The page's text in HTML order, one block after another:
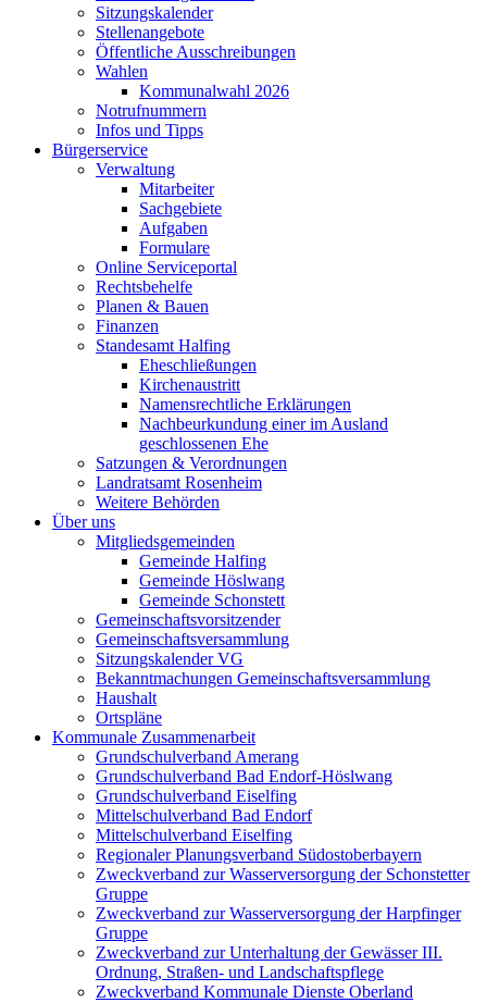
Sitzungskalender
Stellenangebote
Öffentliche Ausschreibungen
Wahlen
Kommunalwahl 2026
Notrufnummern
Infos und Tipps
Bürgerservice
Verwaltung
Mitarbeiter
Sachgebiete
Aufgaben
Formulare
Online Serviceportal
Rechtsbehelfe
Planen & Bauen
Finanzen
Standesamt Halfing
Eheschließungen
Kirchenaustritt
Namensrechtliche Erklärungen
Nachbeurkundung einer im Ausland
geschlossenen Ehe
Satzungen & Verordnungen
Landratsamt Rosenheim
Weitere Behörden
Über uns
Mitgliedsgemeinden
Gemeinde Halfing
Gemeinde Höslwang
Gemeinde Schonstett
Gemeinschaftsvorsitzender
Gemeinschaftsversammlung
Sitzungskalender VG
Bekanntmachungen Gemeinschaftsversammlung
Haushalt
Ortspläne
Kommunale Zusammenarbeit
Grundschulverband Amerang
Grundschulverband Bad Endorf-Höslwang
Grundschulverband Eiselfing
Mittelschulverband Bad Endorf
Mittelschulverband Eiselfing
Regionaler Planungsverband Südostoberbayern
Zweckverband zur Wasserversorgung der Schonstetter
Gruppe
Zweckverband zur Wasserversorgung der Harpfinger
Gruppe
Zweckverband zur Unterhaltung der Gewässer III.
Ordnung, Straßen- und Landschaftspflege
Zweckverband Kommunale Dienste Oberland